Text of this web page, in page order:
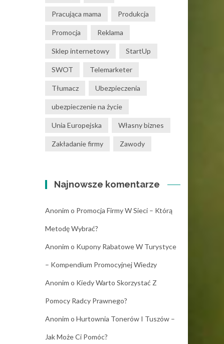
Pracująca mama Produkcja
Promocja Reklama
Sklep internetowy StartUp
SWOT Telemarketer
Tłumacz Ubezpieczenia
ubezpieczenie na życie
Unia Europejska Własny biznes
Zakładanie firmy Zawody
Najnowsze komentarze
Anonim o Promocja Firmy W Sieci – Którą
Metodę Wybrać?
Anonim o Kupony Rabatowe W Turystyce
– Kompendium Promocyjnej Wiedzy
Anonim o Kiedy Warto Skorzystać Z
Pomocy Radcy Prawnego?
Anonim o Hurtownia Tonerów I Tuszów –
Jak Może Ci Pomóc?